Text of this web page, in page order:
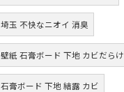
埼玉 不快なニオイ 消臭
壁紙 石膏ボード 下地 カビだらけ
石膏ボード 下地 結露 カビ